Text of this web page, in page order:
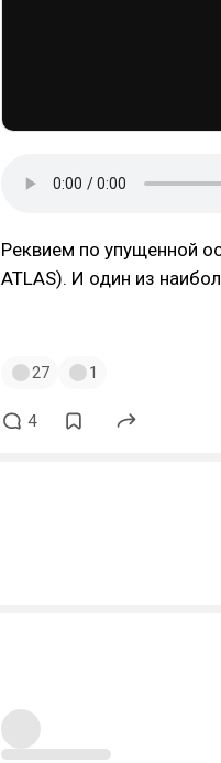
Реквием по упущенной
ATLAS). И один из
27 1
4